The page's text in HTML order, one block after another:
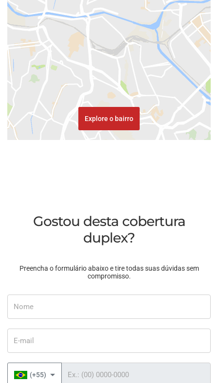
Explore o bairro
Gostou desta cobertura
duplex?
Preencha o formulário abaixo e tire todas suas dúvidas sem
compromisso.
(+55)